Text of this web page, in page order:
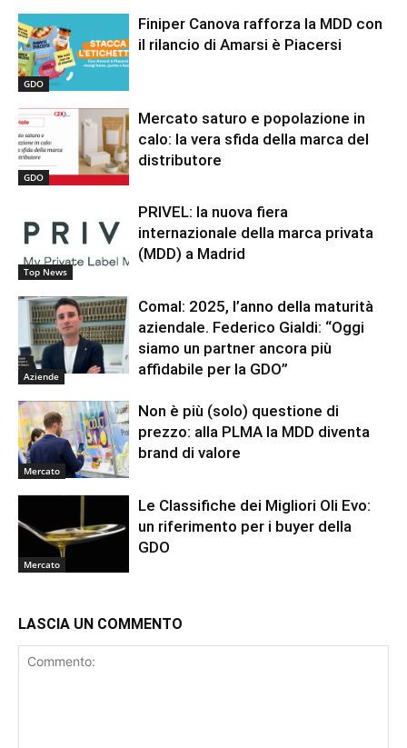
GDO
Finiper Canova rafforza la MDD con
il rilancio di Amarsi è Piacersi
GDO
Mercato saturo e popolazione in
calo: la vera sfida della marca del
distributore
Top News
PRIVEL: la nuova fiera
internazionale della marca privata
(MDD) a Madrid
Aziende
Comal: 2025, l’anno della maturità
aziendale. Federico Gialdi: “Oggi
siamo un partner ancora più
affidabile per la GDO”
Mercato
Non è più (solo) questione di
prezzo: alla PLMA la MDD diventa
brand di valore
Mercato
Le Classifiche dei Migliori Oli Evo:
un riferimento per i buyer della
GDO
LASCIA UN COMMENTO